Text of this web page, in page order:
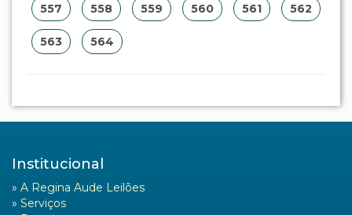
557 558 559 560 561 562
563 564
Institucional
» A Regina Aude Leilões
» Serviços